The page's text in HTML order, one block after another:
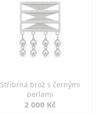
Stříbrná brož s černými
perlami
2 000 Kč